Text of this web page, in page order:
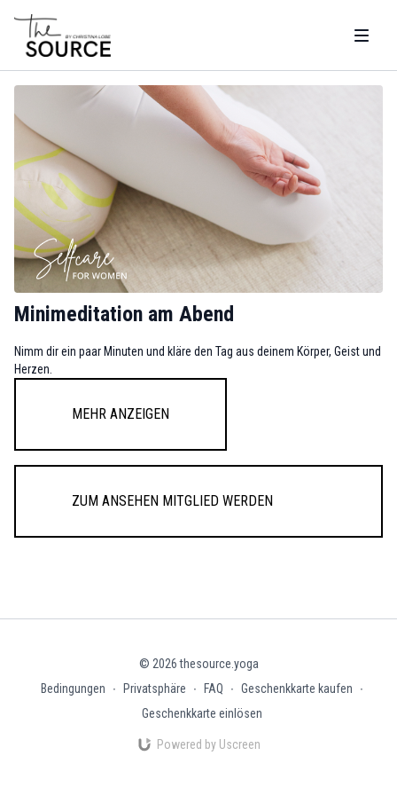
Minimeditation am Abend
Nimm dir ein paar Minuten und kläre den Tag aus deinem Körper, Geist und
Herzen.
Mehr anzeigen
Zum Ansehen Mitglied werden
© 2026 thesource.yoga
Bedingungen
∙ Privatsphäre ∙ FAQ ∙ Geschenkkarte kaufen
∙
Geschenkkarte einlösen
Powered by Uscreen